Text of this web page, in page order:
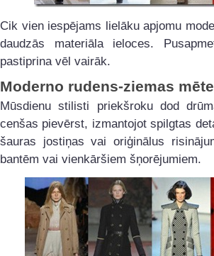
Cik vien iespējams lielāku apjomu
daudzās materiāla ieloces.
pastiprina vēl vairāk.
Moderno rudens-ziemas
Mūsdienu stilisti priekšroku dod
cenšas pievērst, izmantojot spilgtas
šauras jostiņas vai oriģinālus
bantēm vai vienkāršiem šņorējumiem.